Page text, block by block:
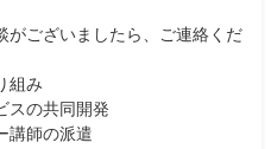
がございましたら、ご連絡くだ
組み
スの共同開発
講師の派遣